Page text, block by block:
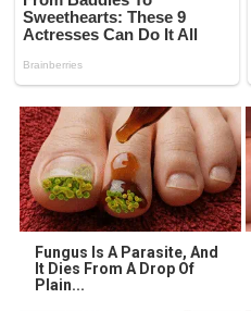
Fungus Is A Parasite, And
It Dies From A Drop Of
Plain...